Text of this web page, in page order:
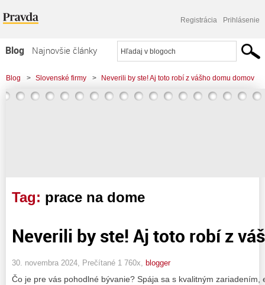
Registrácia Prihlásenie
Blog
Najnovšie články
Najčítanejšie články
Najkomentovanejšie články
Blog > Slovenské firmy > Neverili by ste! Aj toto robí z vášho domu domov
Tag: prace na dome
Neverili by ste! Aj toto robí z
30. novembra 2024, Prečítané 1 760x, blogger
Čo je pre vás pohodlné bývanie? Spája sa s kvalitným zariadením,